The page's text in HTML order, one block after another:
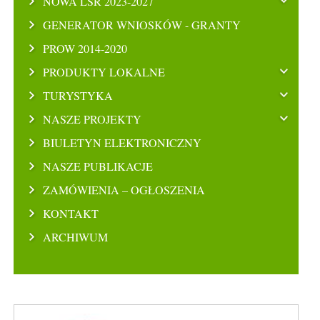
GENERATOR WNIOSKÓW - GRANTY
PROW 2014-2020
PRODUKTY LOKALNE
TURYSTYKA
NASZE PROJEKTY
BIULETYN ELEKTRONICZNY
NASZE PUBLIKACJE
ZAMÓWIENIA – OGŁOSZENIA
KONTAKT
ARCHIWUM